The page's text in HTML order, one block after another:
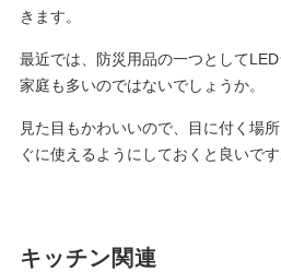
きます。
最近では、防災用品の一つとして
家庭も多いのではないでしょうか。
見た目もかわいいので、目に付く場
ぐに使えるようにしておくと良いです
キッチン関連